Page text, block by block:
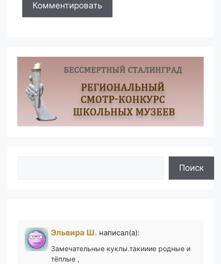
Поиск
Эльвира Ш. написал(а):
Замечательные куклы.такииие родные и
тёплые ,